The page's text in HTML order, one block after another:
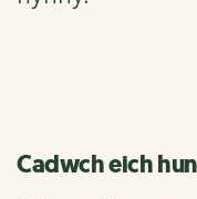
Cadwch eich